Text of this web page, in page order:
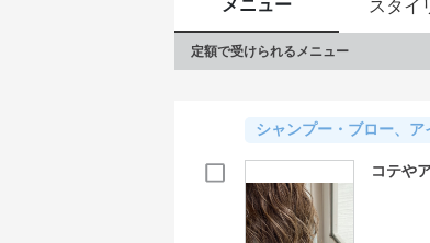
皆様のご来店スタッフ一同　
メニュー スタイ
定額で受けられるメニュー
シャンプー・ブロー、ア
コテや